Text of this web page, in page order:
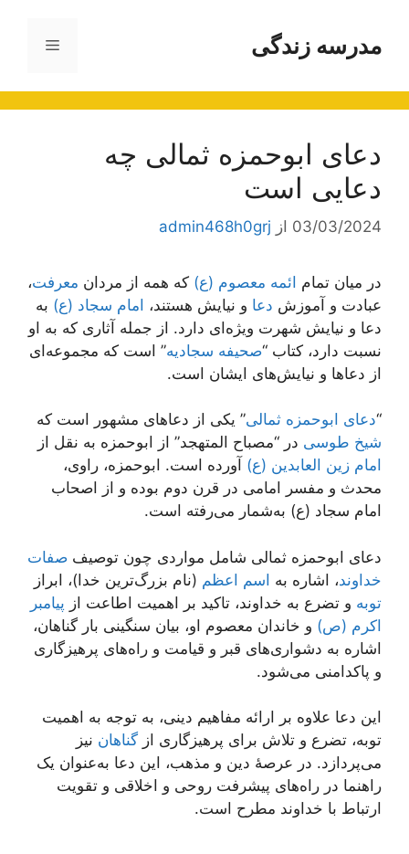
محتوامدرسه زندگی فهرست
دعای ابوحمزه ثمالی چه
دعایی است
03/03/2024 از admin468h0grj
در میان تمام ائمه معصوم (ع) که همه از مردان معرفت،
عبادت و آموزش دعا و نیایش هستند، امام سجاد (ع) به
دعا و نیایش شهرت ویژه‌ای دارد. از جمله آثاری که به او
نسبت دارد، کتاب “صحیفه سجادیه” است که مجموعه‌ای
از دعاها و نیایش‌های ایشان است.
“دعای ابوحمزه ثمالی” یکی از دعاهای مشهور است که
شیخ طوسی در “مصباح المتهجد” از ابوحمزه به نقل از
امام زین العابدین (ع) آورده است. ابوحمزه، راوی،
محدث و مفسر امامی در قرن دوم بوده و از اصحاب
امام سجاد (ع) به‌شمار می‌رفته است.
دعای ابوحمزه ثمالی شامل مواردی چون توصیف صفات
خداوند، اشاره به اسم اعظم (نام بزرگ‌ترین خدا)، ابراز
توبه و تضرع به خداوند، تاکید بر اهمیت اطاعت از پیامبر
اکرم (ص) و خاندان معصوم او، بیان سنگینی بار گناهان،
اشاره به دشواری‌های قبر و قیامت و راه‌های پرهیزگاری
و پاکدامنی می‌شود.
این دعا علاوه بر ارائه مفاهیم دینی، به توجه به اهمیت
توبه، تضرع و تلاش برای پرهیزگاری از گناهان نیز
می‌پردازد. در عرصهٔ دین و مذهب، این دعا به‌عنوان یک
راهنما در راه‌های پیشرفت روحی و اخلاقی و تقویت
ارتباط با خداوند مطرح است.